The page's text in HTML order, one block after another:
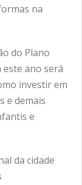
na
do Plano
ano será
investir em
e demais
e
da cidade